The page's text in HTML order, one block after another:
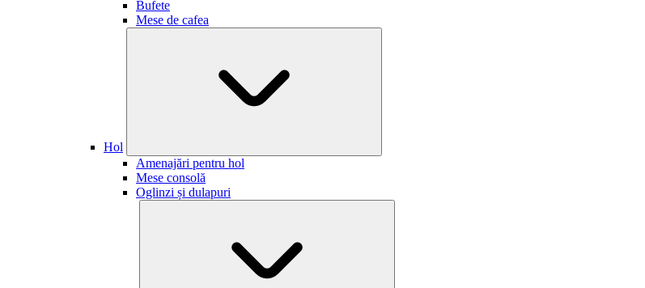
Bufete
Mese de cafea
Hol
Amenajări pentru hol
Mese consolă
Oglinzi și dulapuri